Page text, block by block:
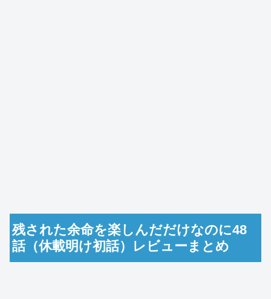
残された余命を楽しんだだけなのに48
話（休載明け初話）レビューまとめ